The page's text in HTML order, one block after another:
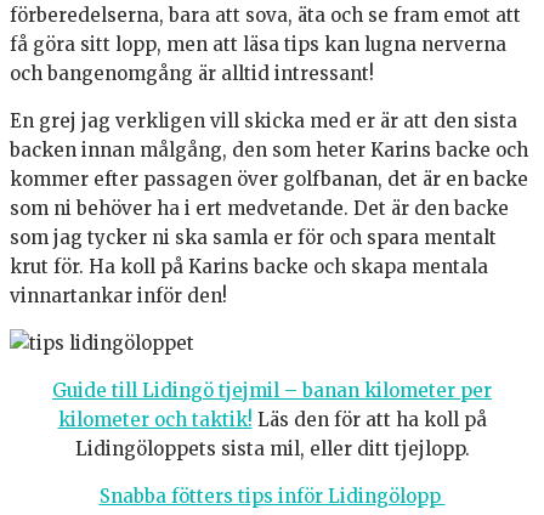
förberedelserna, bara att sova, äta och se fram emot att
få göra sitt lopp, men att läsa tips kan lugna nerverna
och bangenomgång är alltid intressant!
En grej jag verkligen vill skicka med er är att den sista
backen innan målgång, den som heter Karins backe och
kommer efter passagen över golfbanan, det är en backe
som ni behöver ha i ert medvetande. Det är den backe
som jag tycker ni ska samla er för och spara mentalt
krut för. Ha koll på Karins backe och skapa mentala
vinnartankar inför den!
Guide till Lidingö tjejmil – banan kilometer per
kilometer och taktik! Läs den för att ha koll på
Lidingöloppets sista mil, eller ditt tjejlopp.
Snabba fötters tips inför Lidingölopp